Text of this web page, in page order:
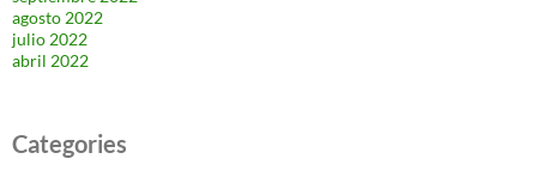
agosto 2022
julio 2022
abril 2022
Categories